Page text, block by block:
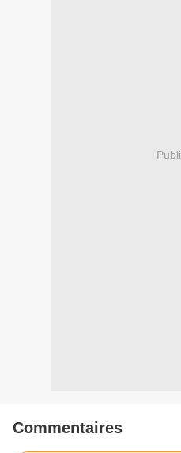
Commentaires